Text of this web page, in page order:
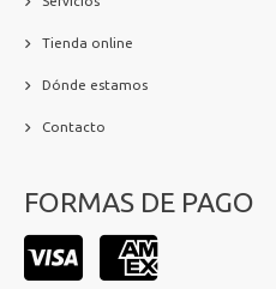
Tienda online
Dónde estamos
Contacto
FORMAS DE PAGO